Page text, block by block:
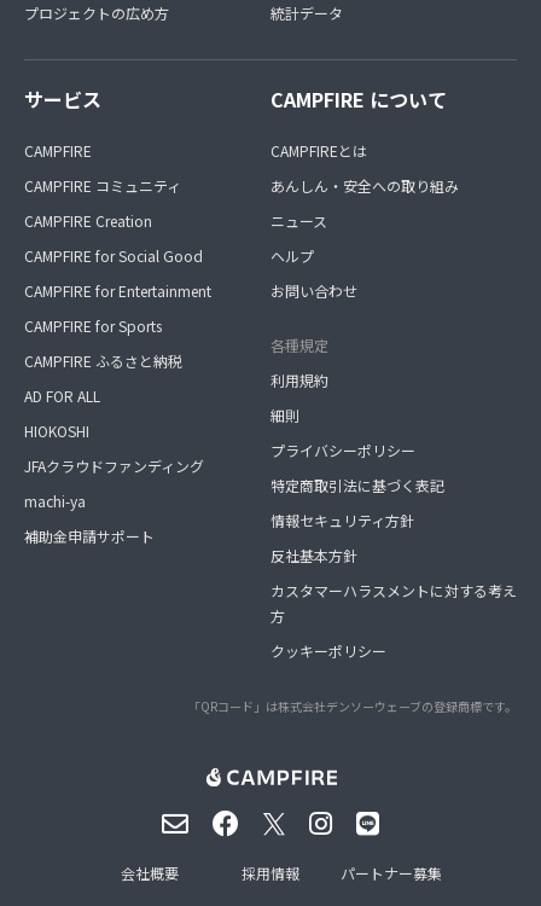
プロジェクトの広め方
統計データ
サービス
CAMPFIRE
CAMPFIRE コミュニティ
CAMPFIRE Creation
CAMPFIRE for Social Good
CAMPFIRE for Entertainment
CAMPFIRE for Sports
CAMPFIRE ふるさと納税
AD FOR ALL
HIOKOSHI
JFAクラウドファンディング
machi-ya
補助金申請サポート
CAMPFIRE について
CAMPFIREとは
あんしん・安全への取り組み
ニュース
ヘルプ
お問い合わせ
各種規定
利用規約
細則
プライバシーポリシー
特定商取引法に基づく表記
情報セキュリティ方針
反社基本方針
カスタマーハラスメントに対する考え
方
クッキーポリシー
「QRコード」は株式会社デンソーウェーブの登録商標です。
会社概要 採用情報 パートナー募集